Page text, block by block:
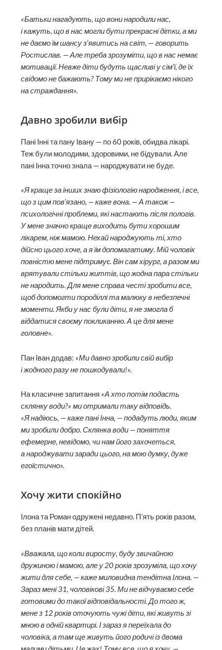
«Батьки нагадують, що вони народили нас,
і кажуть, що в нас могли бути прекрасні дітки, а ми
не даємо їм шансу з’явитись на світ, — говорить
Ростислав. — Але треба зрозуміти, що в нас немає
мотивації. Невже діти будуть щасливі у сім’ї, де їх
свідомо не бажають? Тому ми не прирікаємо нікого
на страждання».
Давно зробили вибір
Пані Інні та пану Івану — по 60 років, обидва лікарі.
Теж були молодими, здоровими, не бідували. Але
пані Інна точно знала — народжувати не буде.
«Я краще за інших знаю фізіологію народження, і все,
що з цим пов’язано, — каже вона. — А також —
психологічні проблеми, які настають після пологів.
У мене знач­но краще виходить бути хорошим
лікарем, ніж мамою. Нехай народ­жують ті, хто
дійсно цього хоче, а я їм допомагатиму. Мій чоловік
повністю мене підтримує. Він сам хірург, а разом ми
врятували стільки життів, що жодна пара стільки
не народить. Для мене справа честі зробити все,
щоб допомогти породіллі та малюку в небезпечні
моменти. Якби у нас були діти, я не змогла б
віддатися своєму покликанню. А це для мене
головне».
Пан Іван додав: «Ми давно зробили свій вибір
і жодного разу не пошкодували!».
На класичне запитання «А хто потім подасть
склянку води?» ми отримали таку відповідь.
«Я надіюсь, — каже пані Інна, — подадуть люди, яким
ми зробили добро. Склянка води — поняття
ефемерне, невідомо, чи нам його захочеться,
а народжувати заради цього, на мою думку, дуже
егоїстично».
Хочу жити спокійно
Ілона та Роман одружені недавно. П’ять років разом,
без планів мати дітей.
«Вважала, що коли виросту, буду звичайною
дружиною і мамою, але у 20 років зрозуміла, що хочу
жити для себе, — каже миловидна тендітна Ілона. —
Зараз мені 31, чоловікові 35. Ми не відчуваємо себе
готовими до такої відповідальності. До того ж,
мене з 12 років оточують чужі діти, які живуть зі
мною в одній квартирі. І зараз я переїхала до
чоловіка, а там ще живуть його родичі із двома